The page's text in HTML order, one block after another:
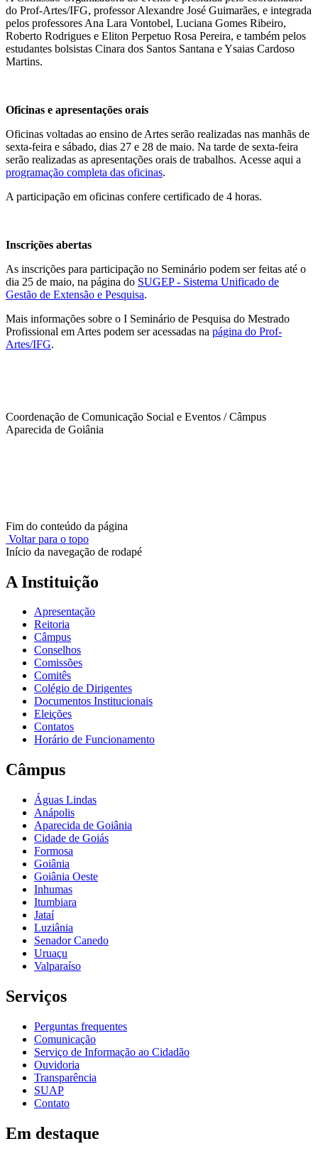
do Prof-Artes/IFG, professor Alexandre José Guimarães, e integrada
pelos professores Ana Lara Vontobel, Luciana Gomes Ribeiro,
Roberto Rodrigues e Eliton Perpetuo Rosa Pereira, e também pelos
estudantes bolsistas Cinara dos Santos Santana e Ysaias Cardoso
Martins.
Oficinas e apresentações orais
Oficinas voltadas ao ensino de Artes serão realizadas nas manhãs de
sexta-feira e sábado, dias 27 e 28 de maio. Na tarde de sexta-feira
serão realizadas as apresentações orais de trabalhos. Acesse aqui a
programação completa das oficinas.
A participação em oficinas confere certificado de 4 horas.
Inscrições abertas
As inscrições para participação no Seminário podem ser feitas até o
dia 25 de maio, na página do SUGEP - Sistema Unificado de
Gestão de Extensão e Pesquisa.
Mais informações sobre o I Seminário de Pesquisa do Mestrado
Profissional em Artes podem ser acessadas na página do Prof-
Artes/IFG.
Coordenação de Comunicação Social e Eventos / Câmpus
Aparecida de Goiânia
Fim do conteúdo da página
Voltar para o topo
Início da navegação de rodapé
A Instituição
Apresentação
Reitoria
Câmpus
Conselhos
Comissões
Comitês
Colégio de Dirigentes
Documentos Institucionais
Eleições
Contatos
Horário de Funcionamento
Câmpus
Águas Lindas
Anápolis
Aparecida de Goiânia
Cidade de Goiás
Formosa
Goiânia
Goiânia Oeste
Inhumas
Itumbiara
Jataí
Luziânia
Senador Canedo
Uruaçu
Valparaíso
Serviços
Perguntas frequentes
Comunicação
Serviço de Informação ao Cidadão
Ouvidoria
Transparência
SUAP
Contato
Em destaque